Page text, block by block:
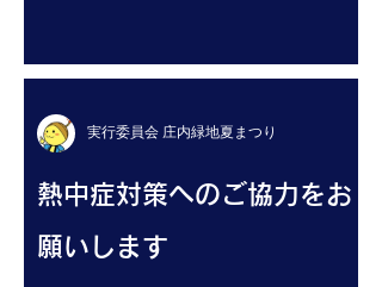
熱中症対策へのご協力をお
願いします
実行委員会 庄内緑地夏まつり